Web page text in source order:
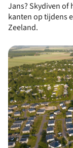
Jans? Skydiven of
kanten op tijdens
Zeeland.